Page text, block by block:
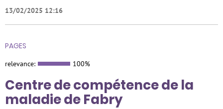
13/02/2025 12:16
PAGES
relevance: 100%
Centre de compétence de la
maladie de Fabry